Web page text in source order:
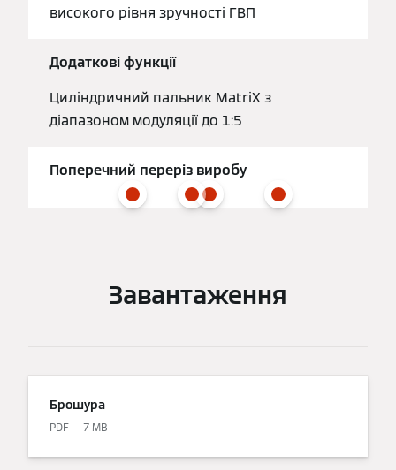
високого рівня зручності ГВП
Додаткові функції
Циліндричний пальник MatriX з
діапазоном модуляції до 1:5
Поперечний переріз виробу
Завантаження
Брошура
PDF 7 MB